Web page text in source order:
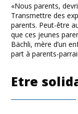
«Nous parents,
Transmettre des
parents. Peut-être
que ces jeunes
Bächli, mère d’un
part à parents-
Etre